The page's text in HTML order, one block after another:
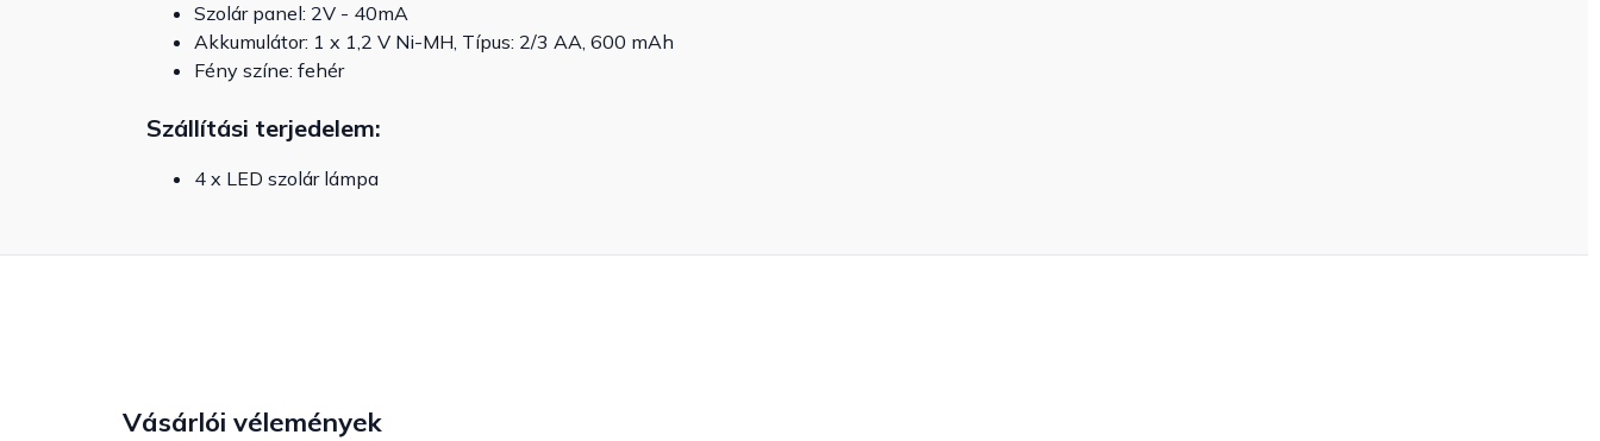
Szolár panel: 2V - 40mA
Akkumulátor: 1 x 1,2 V Ni-MH, Típus: 2/3 AA, 600 mAh
Fény színe: fehér
Szállítási terjedelem:
4 x LED szolár lámpa
Vásárlói vélemények